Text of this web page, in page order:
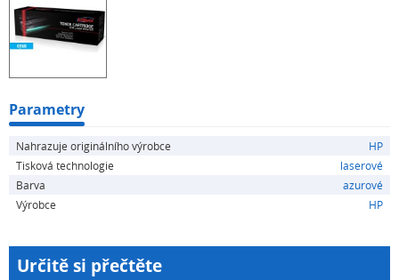
Parametry
Nahrazuje originálního výrobce
HP
Tisková technologie
laserové
Barva
azurové
Výrobce
HP
Určitě si přečtěte